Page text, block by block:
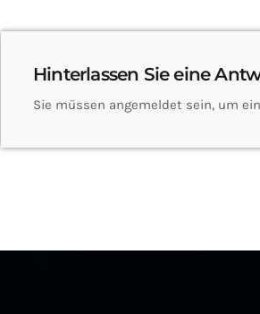
Hinterlassen Sie eine
Sie müssen angemeldet sein, um